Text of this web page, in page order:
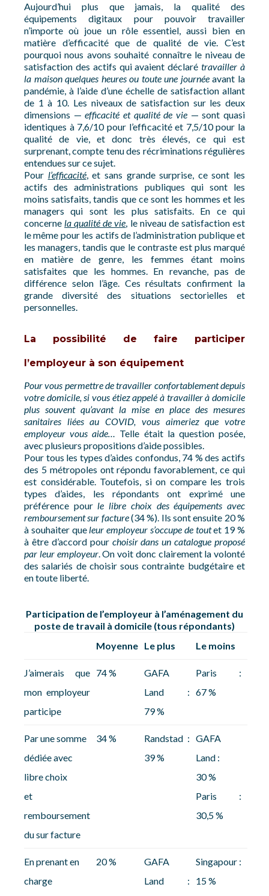
Aujourd’hui plus que jamais, la qualité des
équipements digitaux pour pouvoir travailler
n’importe où joue un rôle essentiel, aussi bien en
matière d’efficacité que de qualité de vie. C’est
pourquoi nous avons souhaité connaître le niveau de
satisfaction des actifs qui avaient déclarétravailler à
la maison quelques heures ou toute une journéeavant la
pandémie, à l’aide d’une échelle de satisfaction allant
de 1 à 10. Les niveaux de satisfaction sur les deux
dimensions —efficacité et qualité de vie — sont quasi
identiques à 7,6/10 pour l’efficacité et 7,5/10 pour la
qualité de vie, et donc très élevés, ce qui est
surprenant, compte tenu des récriminations régulières
entendues sur ce sujet.
Pour l’efficacité, et sans grande surprise, ce sont les
actifs des administrations publiques qui sont les
moins satisfaits, tandis que ce sont les hommes et les
managers qui sont les plus satisfaits. En ce qui
concernela qualité de vie, le niveau de satisfaction est
le même pour les actifs de l’administration publique et
les managers, tandis que le contraste est plus marqué
en matière de genre, les femmes étant moins
satisfaites que les hommes. En revanche, pas de
différence selon l’âge. Ces résultats confirment la
grande diversité des situations sectorielles et
personnelles.
La possibilité de faire participer
l’employeur à son équipement
Pour vous permettre de travailler confortablement depuis
votre domicile, si vous étiez appelé à travailler à domicile
plus souvent qu’avant la mise en place des mesures
sanitaires liées au COVID, vous aimeriez que votre
employeur vous aide… Telle était la question posée,
avec plusieurs propositions d’aide possibles.
Pour tous les types d’aides confondus, 74 % des actifs
des 5 métropoles ont répondu favorablement, ce qui
est considérable. Toutefois, si on compare les trois
types d’aides, les répondants ont exprimé une
préférence pourle libre choix des équipements avec
remboursement sur facture(34 %). Ils sont ensuite 20 %
à souhaiter queleur employeur s’occupe de toutet 19 %
à être d’accord pour choisir dans un catalogue proposé
par leur employeur. On voit donc clairement la volonté
des salariés de choisir sous contrainte budgétaire et
en toute liberté.
Participation de l’employeur à l’aménagement du
poste de travail à domicile (tous répondants)
Moyenne Le plus Le moins
J’aimerais que
mon employeur
participe
74 %
GAFA
Land :
79 %
Paris :
67 %
Par une somme
dédiée avec
libre choix
et
remboursement
du sur facture
34 %
Randstad :
39 %
GAFA
Land :
30 %
Paris :
30,5 %
En prenant en
charge
20 %
GAFA
Land :
Singapour :
15 %